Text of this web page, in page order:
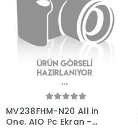
MV238FHM-N20 All in
One, AIO Pc Ekran -